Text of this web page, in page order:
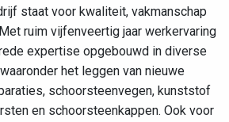
staat voor kwaliteit, vakmanschap
ruim vijfenveertig jaar werkervaring
expertise opgebouwd in diverse
het leggen van nieuwe
schoorsteenvegen, kunststof
en schoorsteenkappen. Ook voor